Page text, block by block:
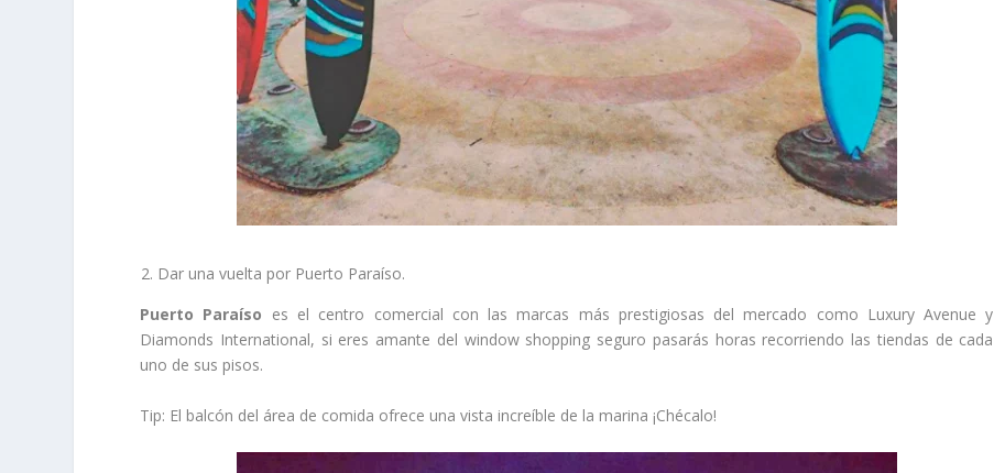
Dar una vuelta por Puerto Paraíso.
Puerto Paraíso es el centro comercial con las marcas más prestigiosas del mercado como Luxury Avenue y
Diamonds International, si eres amante del window shopping seguro pasarás horas recorriendo las tiendas de cada
uno de sus pisos.
Tip: El balcón del área de comida ofrece una vista increíble de la marina ¡Chécalo!